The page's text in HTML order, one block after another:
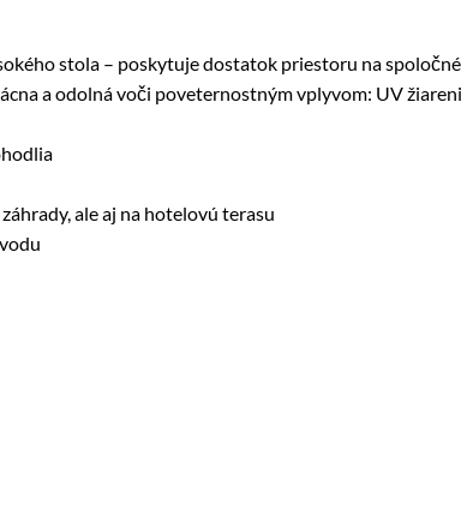
stola – poskytuje dostatok priestoru na
a odolná voči poveternostným vplyvom: UV
ale aj na hotelovú terasu